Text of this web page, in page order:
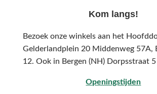
Kom langs!
Bezoek onze winkels aan het
Gelderlandplein 20 Middenweg 57A,
12. Ook in Bergen (NH) Dorpsstraat 5
Openingstijden